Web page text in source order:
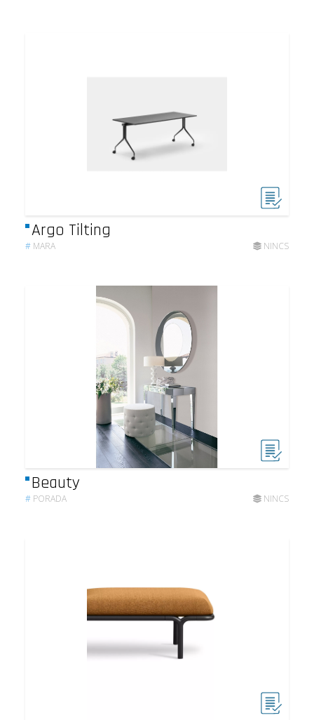
Argo Tilting
# MARA NINCS
Beauty
# PORADA NINCS